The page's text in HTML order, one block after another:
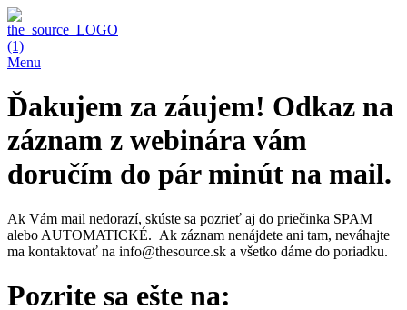
Menu
Ďakujem za záujem! Odkaz na
záznam z webinára vám
doručím do pár minút na mail.
Ak Vám mail nedorazí, skúste sa pozrieť aj do priečinka SPAM
alebo AUTOMATICKÉ. Ak záznam nenájdete ani tam, neváhajte
ma kontaktovať na info@thesource.sk a všetko dáme do poriadku.
Pozrite sa ešte na: